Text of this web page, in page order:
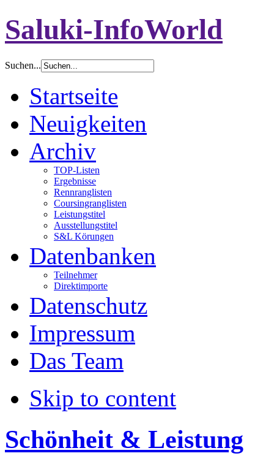
Saluki-InfoWorld
Suchen...
Startseite
Neuigkeiten
Archiv
TOP-Listen
Ergebnisse
Rennranglisten
Coursingranglisten
Leistungstitel
Ausstellungstitel
S&L Körungen
Datenbanken
Teilnehmer
Direktimporte
Datenschutz
Impressum
Das Team
Skip to content
Schönheit & Leistung